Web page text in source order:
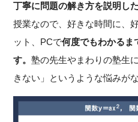
丁寧に問題の解き方を説明し
授業なので、好きな時間に、
ット、PCで何度でもわかるま
す。塾の先生やまわりの塾生
きない」というような悩みが